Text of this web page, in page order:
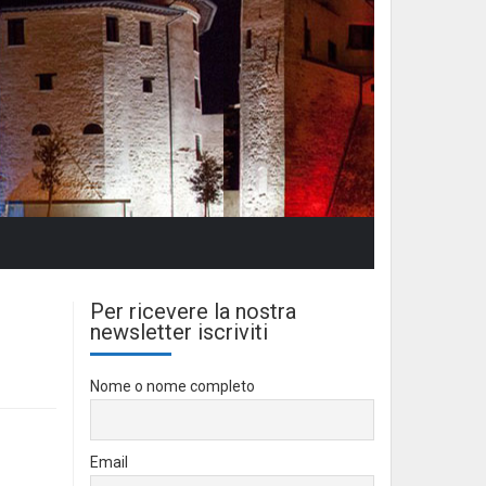
Per ricevere la nostra
newsletter iscriviti
Nome o nome completo
Email